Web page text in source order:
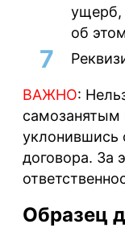
ущерб,
об
ВАЖНО:
самозанятым
уклонившись
договора. За
Образец